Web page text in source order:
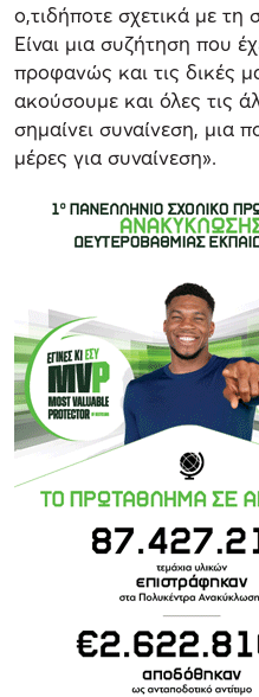
ο,τιδήποτε σχετικά με
Είναι μια συζήτηση που
προφανώς και τις δικές
ακούσουμε και όλες τις
σημαίνει συναίνεση, μια
μέρες για συναίνεση».